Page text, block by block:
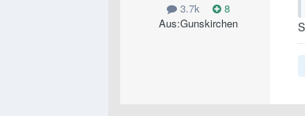
3.7k
8
Aus:Gunskirchen